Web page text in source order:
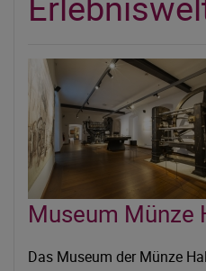
Museum Münze
Das Museum der Münze